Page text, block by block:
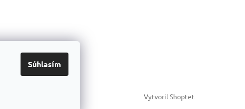
Súhlasím
Vytvoril Shoptet